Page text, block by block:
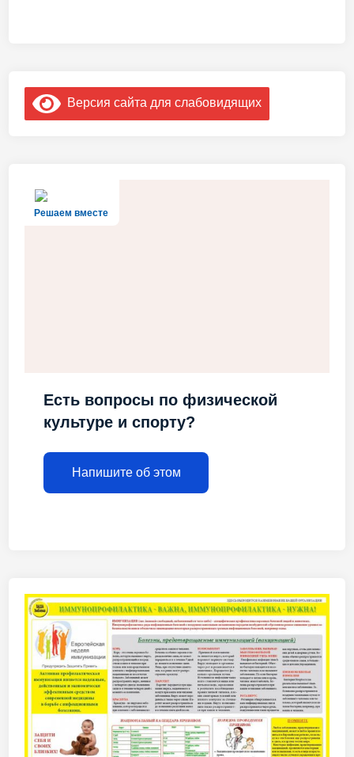
Версия сайта для слабовидящих
Решаем вместе
Есть вопросы по физической
культуре и спорту?
Напишите об этом